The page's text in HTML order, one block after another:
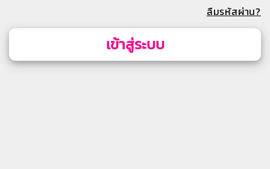
ลืมรหัสผ่าน?
เข้าสู่ระบบ